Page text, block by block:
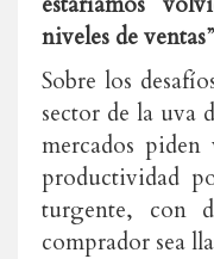
niveles de ventas
Sobre los
sector de la uva
mercados piden
productividad
turgente, con
comprador sea